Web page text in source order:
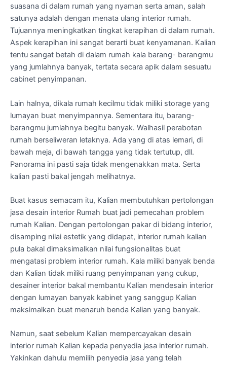
suasana di dalam rumah yang nyaman serta aman, salah
satunya adalah dengan menata ulang interior rumah.
Tujuannya meningkatkan tingkat kerapihan di dalam rumah.
Aspek kerapihan ini sangat berarti buat kenyamanan. Kalian
tentu sangat betah di dalam rumah kala barang- barangmu
yang jumlahnya banyak, tertata secara apik dalam sesuatu
cabinet penyimpanan.
Lain halnya, dikala rumah kecilmu tidak miliki storage yang
lumayan buat menyimpannya. Sementara itu, barang-
barangmu jumlahnya begitu banyak. Walhasil perabotan
rumah berseliweran letaknya. Ada yang di atas lemari, di
bawah meja, di bawah tangga yang tidak tertutup, dll.
Panorama ini pasti saja tidak mengenakkan mata. Serta
kalian pasti bakal jengah melihatnya.
Buat kasus semacam itu, Kalian membutuhkan pertolongan
jasa desain interior Rumah buat jadi pemecahan problem
rumah Kalian. Dengan pertolongan pakar di bidang interior,
disamping nilai estetik yang didapat, interior rumah kalian
pula bakal dimaksimalkan nilai fungsionalitas buat
mengatasi problem interior rumah. Kala miliki banyak benda
dan Kalian tidak miliki ruang penyimpanan yang cukup,
desainer interior bakal membantu Kalian mendesain interior
dengan lumayan banyak kabinet yang sanggup Kalian
maksimalkan buat menaruh benda Kalian yang banyak.
Namun, saat sebelum Kalian mempercayakan desain
interior rumah Kalian kepada penyedia jasa interior rumah.
Yakinkan dahulu memilih penyedia jasa yang telah